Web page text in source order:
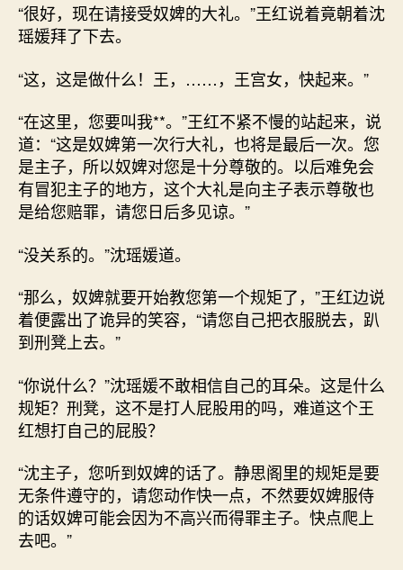
“很好，现在请接受奴婢的大礼。”王红说着竟朝着沈
瑶媛拜了下去。
“这，这是做什么！王，……，王宫女，快起来。”
“在这里，您要叫我**。”王红不紧不慢的站起来，说
道：“这是奴婢第一次行大礼，也将是最后一次。您
是主子，所以奴婢对您是十分尊敬的。以后难免会
有冒犯主子的地方，这个大礼是向主子表示尊敬也
是给您赔罪，请您日后多见谅。”
“没关系的。”沈瑶媛道。
“那么，奴婢就要开始教您第一个规矩了，”王红边说
着便露出了诡异的笑容，“请您自己把衣服脱去，趴
到刑凳上去。”
“你说什么？”沈瑶媛不敢相信自己的耳朵。这是什么
规矩？刑凳，这不是打人屁股用的吗，难道这个王
红想打自己的屁股？
“沈主子，您听到奴婢的话了。静思阁里的规矩是要
无条件遵守的，请您动作快一点，不然要奴婢服侍
的话奴婢可能会因为不高兴而得罪主子。快点爬上
去吧。”